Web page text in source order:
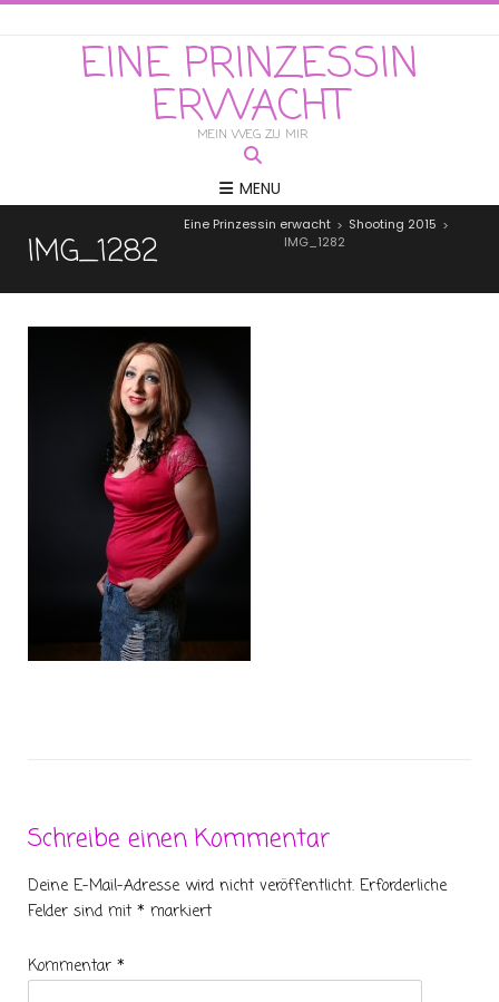
EINE PRINZESSIN
ERWACHT
MEIN WEG ZU MIR
MENU
IMG_1282
Eine Prinzessin erwacht > Shooting 2015 >
IMG_1282
Schreibe einen Kommentar
Deine E-Mail-Adresse wird nicht veröffentlicht. Erforderliche
Felder sind mit * markiert
Kommentar *